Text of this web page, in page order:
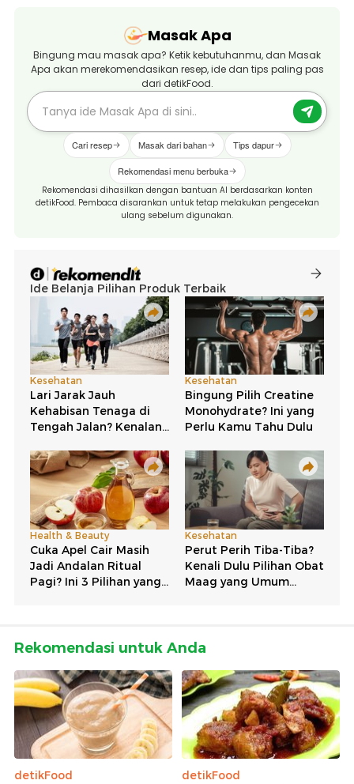
Masak Apa
Bingung mau masak apa? Ketik kebutuhanmu, dan Masak
Apa akan merekomendasikan resep, ide dan tips paling pas
dari detikFood.
Cari resep Masak dari bahan Tips dapur
Rekomendasi menu berbuka
Rekomendasi dihasilkan dengan bantuan AI berdasarkan konten
detikFood. Pembaca disarankan untuk tetap melakukan pengecekan
ulang sebelum digunakan.
Rekomendasi untuk Anda
detikFood
detikFood